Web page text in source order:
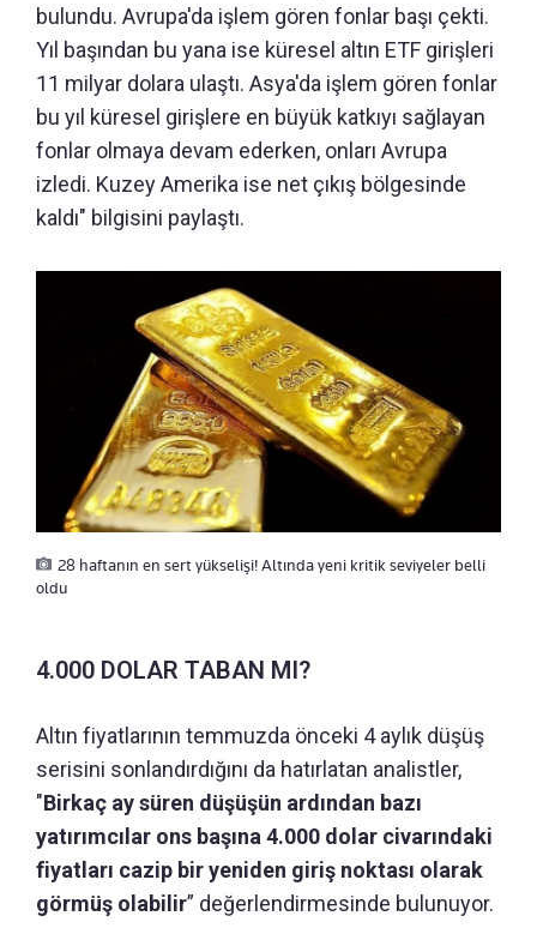
bulundu. Avrupa'da işlem gören fonlar başı çekti.
Yıl başından bu yana ise küresel altın ETF girişleri
11 milyar dolara ulaştı. Asya'da işlem gören fonlar
bu yıl küresel girişlere en büyük katkıyı sağlayan
fonlar olmaya devam ederken, onları Avrupa
izledi. Kuzey Amerika ise net çıkış bölgesinde
kaldı" bilgisini paylaştı.
28 haftanın en sert yükselişi! Altında yeni kritik seviyeler belli
oldu
4.000 DOLAR TABAN MI?
Altın fiyatlarının temmuzda önceki 4 aylık düşüş
serisini sonlandırdığını da hatırlatan analistler,
"Birkaç ay süren düşüşün ardından bazı
yatırımcılar ons başına 4.000 dolar civarındaki
fiyatları cazip bir yeniden giriş noktası olarak
görmüş olabilir” değerlendirmesinde bulunuyor.